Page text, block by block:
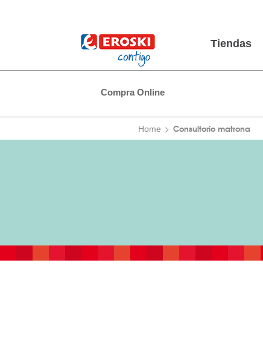
Tiendas
Compra Online
Home Consultorio matrona